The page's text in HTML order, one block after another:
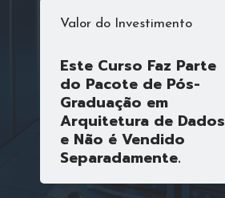
Valor do Investimento
Este Curso Faz Parte
do Pacote de Pós-
Graduação em
Arquitetura de Dados
e Não é Vendido
Separadamente.